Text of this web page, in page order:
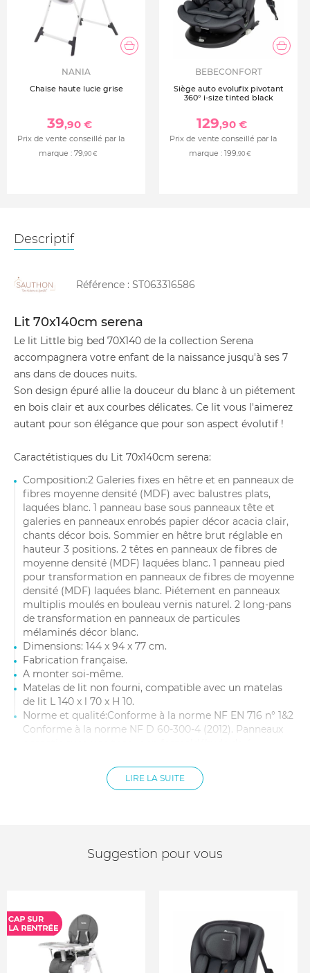
NANIA
Chaise haute lucie grise
39,90 €
Prix de vente conseillé par la
marque : 79,90 €
BEBECONFORT
Siège auto evolufix pivotant
360° i-size tinted black
129,90 €
Prix de vente conseillé par la
marque : 199,90 €
Descriptif
Référence : ST063316586
Lit 70x140cm serena
Le lit Little big bed 70X140 de la collection Serena
accompagnera votre enfant de la naissance jusqu'à ses 7
ans dans de douces nuits.
Son design épuré allie la douceur du blanc à un piétement
en bois clair et aux courbes délicates. Ce lit vous l'aimerez
autant pour son élégance que pour son aspect évolutif !
Caractétistiques du Lit 70x140cm serena:
Composition:2 Galeries fixes en hêtre et en panneaux de
fibres moyenne densité (MDF) avec balustres plats,
laquées blanc. 1 panneau base sous panneaux tête et
galeries en panneaux enrobés papier décor acacia clair,
chants décor bois. Sommier en hêtre brut réglable en
hauteur 3 positions. 2 têtes en panneaux de fibres de
moyenne densité (MDF) laquées blanc. 1 panneau pied
pour transformation en panneaux de fibres de moyenne
densité (MDF) laquées blanc. Piétement en panneaux
multiplis moulés en bouleau vernis naturel. 2 long-pans
de transformation en panneaux de particules
mélaminés décor blanc.
Dimensions: 144 x 94 x 77 cm.
Fabrication française.
A monter soi-même.
Matelas de lit non fourni, compatible avec un matelas
de lit L 140 x l 70 x H 10.
Norme et qualité:Conforme à la norme NF EN 716 n° 1&2
Conforme à la norme NF D 60-300-4 (2012). Panneaux
jouet 71/3.Vernis hydro_Norme jouet 71/3.
LIRE LA SUITE
Suggestion pour vous